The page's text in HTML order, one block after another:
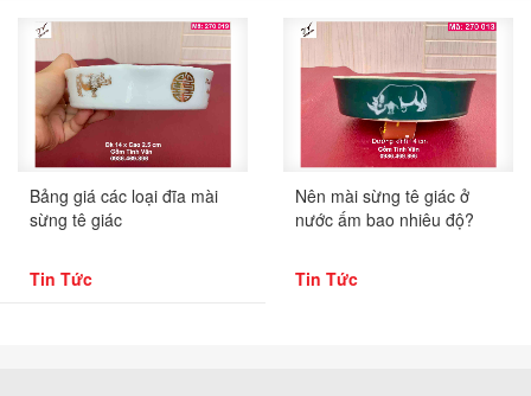
tinh vân
Bảng giá các loại đĩa mài
sừng tê giác
Tin Tức
Nên mài sừng tê giác ở
nước ấm bao nhiêu độ?
Tin Tức